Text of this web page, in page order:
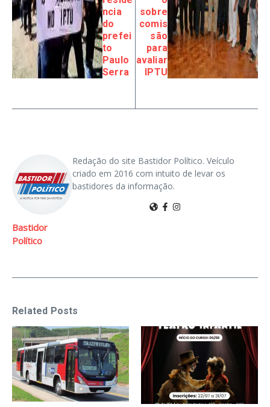
ncia
do
prefei
to
Paulo
Serra
sobre
comis
são
para
avaliar
IPTU
Bastidor
Político
Redação do site Bastidor Político. Veículo
criado em 2016 com intuito de levar os
bastidores da informação.
Related Posts